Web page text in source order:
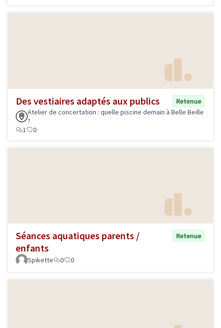
Des vestiaires adaptés aux publics
Retenue
Atelier de concertation : quelle piscine demain à Belle Beille
?
1
0
Séances aquatiques parents /
enfants
Retenue
Spikette 0 0